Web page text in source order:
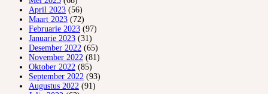
April 2023 (56)
Maart 2023 (72)
Februarie 2023 (97)
Januarie 2023 (31)
Desember 2022 (65)
November 2022 (81)
Oktober 2022 (85)
September 2022 (93)
Augustus 2022 (91)